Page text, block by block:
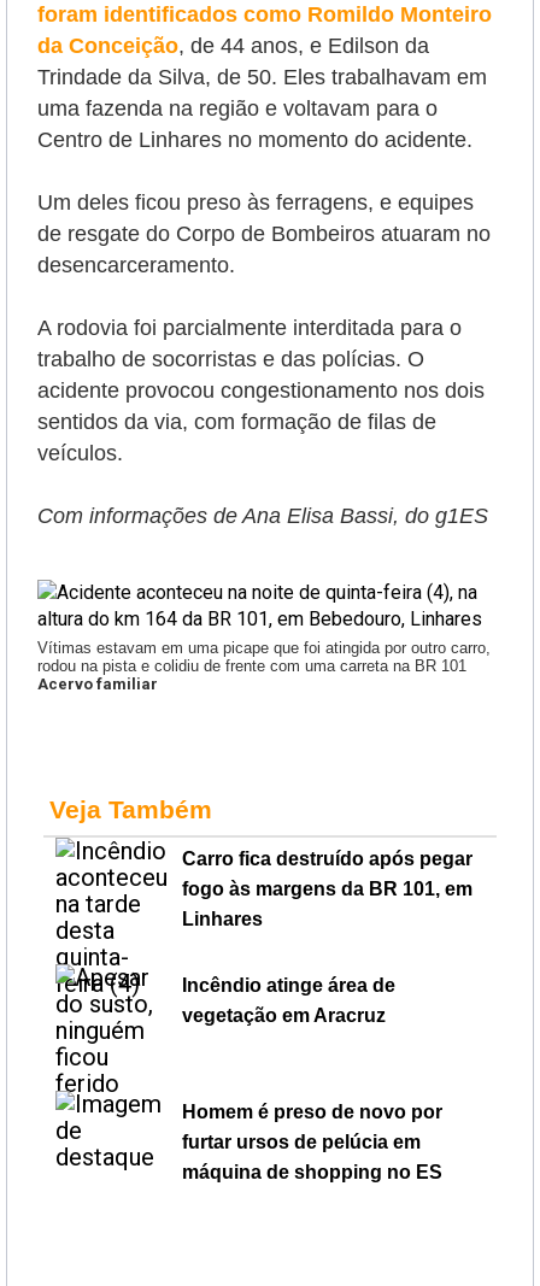
foram identificados como Romildo Monteiro
da Conceição, de 44 anos, e Edilson da
Trindade da Silva, de 50. Eles trabalhavam em
uma fazenda na região e voltavam para o
Centro de Linhares no momento do acidente.
Um deles ficou preso às ferragens, e equipes
de resgate do Corpo de Bombeiros atuaram no
desencarceramento.
A rodovia foi parcialmente interditada para o
trabalho de socorristas e das polícias. O
acidente provocou congestionamento nos dois
sentidos da via, com formação de filas de
veículos.
Com informações de Ana Elisa Bassi, do g1ES
Vítimas estavam em uma picape que foi atingida por outro carro,
rodou na pista e colidiu de frente com uma carreta na BR 101
Acervo familiar
Veja Também
Carro fica destruído após pegar
fogo às margens da BR 101, em
Linhares
Incêndio atinge área de
vegetação em Aracruz
Homem é preso de novo por
furtar ursos de pelúcia em
máquina de shopping no ES